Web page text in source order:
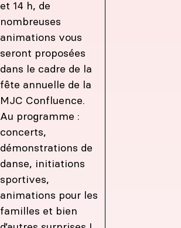
et 14 h, de
nombreuses
animations vous
seront proposées
dans le cadre de la
fête annuelle de la
MJC Confluence.
Au programme :
concerts,
démonstrations de
danse, initiations
sportives,
animations pour les
familles et bien